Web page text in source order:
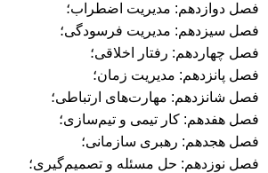
فصل دوازدهم: مدیریت اضطراب؛
فصل سیزدهم: مدیریت فرسودگی؛
فصل چهاردهم: رفتار اخلاقی؛
فصل پانزدهم: مدیریت زمان؛
فصل شانزدهم: مهارت‌های ارتباطی؛
فصل هفدهم: کار تیمی و تیم‌سازی؛
فصل هجدهم: رهبری سازمانی؛
فصل نوزدهم: حل مسئله و تصمیم‌گیری؛